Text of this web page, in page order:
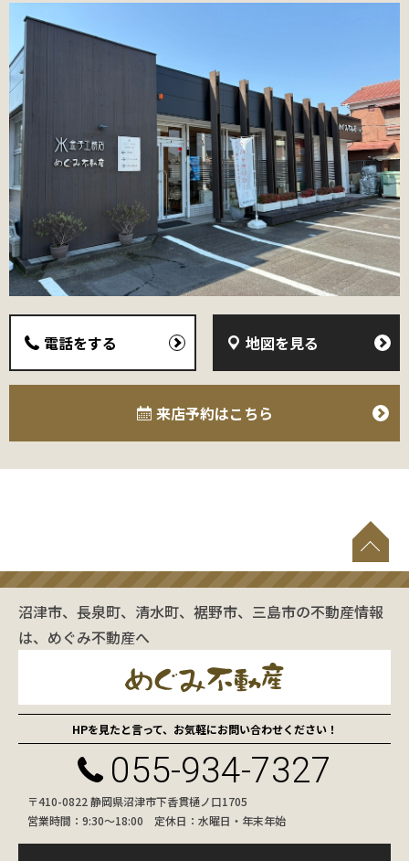
電話をする 地図を見る
来店予約はこちら
沼津市、長泉町、清水町、裾野市、三島市の不動産情報
は、めぐみ不動産へ
HPを見たと言って、お気軽にお問い合わせください！
055-934-7327
〒410-0822 静岡県沼津市下香貫樋ノ口1705
営業時間：9:30〜18:00 定休日：水曜日・年末年始